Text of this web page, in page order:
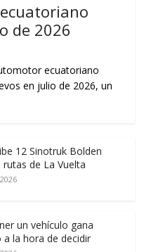
de 2026
ecuatoriano
en julio de 2026, un
12 Sinotruk Bolden
de La Vuelta
un vehículo gana
la hora de decidir